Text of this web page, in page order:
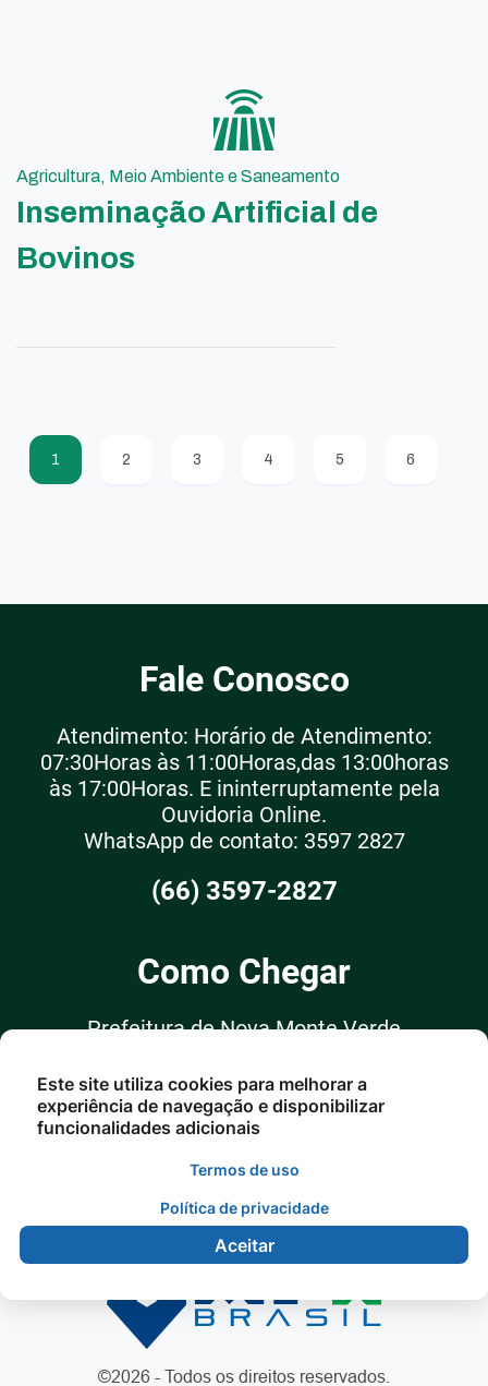
Agricultura, Meio Ambiente e Saneamento
Inseminação Artificial de
Bovinos
1 2 3 4 5 6
Fale Conosco
Atendimento: Horário de Atendimento:
07:30Horas às 11:00Horas,das 13:00horas
às 17:00Horas. E ininterruptamente pela
Ouvidoria Online.
WhatsApp de contato: 3597 2827
(66) 3597-2827
Como Chegar
Prefeitura de Nova Monte Verde
Rua: Arlindo Nossolnº 75 Centro -
Nova Monte Verde/MT
©2026 - Todos os direitos reservados.
Este site utiliza cookies para melhorar a
experiência de navegação e disponibilizar
funcionalidades adicionais
Termos de uso
Política de privacidade
Aceitar